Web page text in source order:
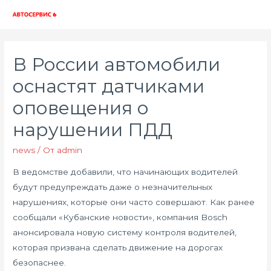
В России автомобили
оснастят датчиками
оповещения о
нарушении ПДД
news / От admin
В ведомстве добавили, что начинающих водителей
будут предупреждать даже о незначительных
нарушениях, которые они часто совершают. Как ранее
сообщали «Кубанские новости», компания Bosch
анонсировала новую систему контроля водителей,
которая призвана сделать движение на дорогах
безопаснее.